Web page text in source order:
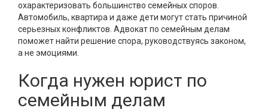
охарактеризовать большинство семейных споров.
Автомобиль, квартира и даже дети могут стать причиной
серьезных конфликтов. Адвокат по семейным делам
поможет найти решение спора, руководствуясь законом,
а не эмоциями.
Когда нужен юрист по
семейным делам